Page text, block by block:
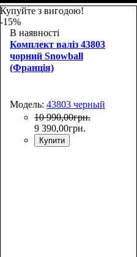
Купуйте з вигодою!
-15%
В наявності
Комплект валіз 43803
чорний Snowball
(Франція)
Модель: 43803 черный
10 990,00грн.
9 390,00грн.
Купити